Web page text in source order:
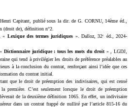
Capitant, publié sous la dir. de G. CORNU, 14ème éd.,
(droit de), définition n°2.
« Lexique des termes juridiques ». Dalloz, 32ᵉ éd., 2024-
Dictionnaire juridique : tous les mots du droit » , LGDJ,
qui tend à privilégier les droits de préférence préalables au
à la conclusion du contrat, renforçant ainsi l’idée que ces
du contrat initial.
que le droit de préemption des indivisaires, qui est censé
première. C’est seulement lorsque le droit de préemption
de la deuxième définition 1065. En effet, un indivisaire
dans un contrat frappé de nullité par l’article 815-16 du